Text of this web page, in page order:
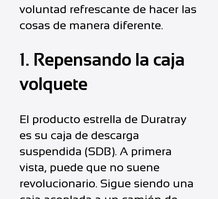
voluntad refrescante de hacer las
cosas de manera diferente.
1. Repensando la caja
volquete
El producto estrella de Duratray
es su caja de descarga
suspendida (SDB). A primera
vista, puede que no suene
revolucionario. Sigue siendo una